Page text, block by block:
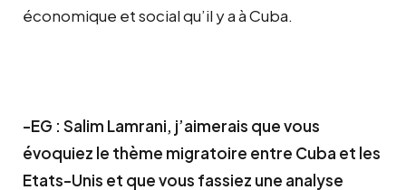
économique et social qu’il y a à Cuba.
-EG : Salim Lamrani, j’aimerais que vous
évoquiez le thème migratoire entre Cuba et les
Etats-Unis et que vous fassiez une analyse